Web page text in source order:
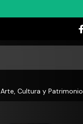
Arte, Cultura y Patrimonio